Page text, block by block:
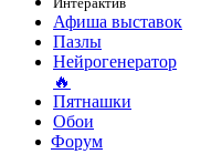
Афиша выставок
Пазлы
Нейрогенератор
🔥
Пятнашки
Обои
Форум